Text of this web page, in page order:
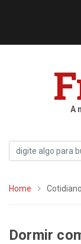
A
Home Cotidiano
Dormir